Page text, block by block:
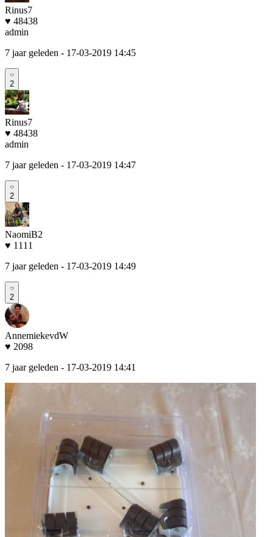
Rinus7
♥ 48438
admin
7 jaar geleden - 17-03-2019 14:45
2
Rinus7
♥ 48438
admin
7 jaar geleden - 17-03-2019 14:47
2
NaomiB2
♥ 1111
7 jaar geleden - 17-03-2019 14:49
2
AnnemiekevdW
♥ 2098
7 jaar geleden - 17-03-2019 14:41